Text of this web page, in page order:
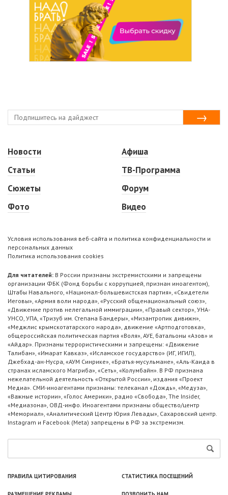
Новости
Статьи
Сюжеты
Фото
Афиша
ТВ-Программа
Форум
Видео
Условия использования веб-сайта и политика конфиденциальности и
персональных данных
Политика использования cookies
Для читателей: В России признаны экстремистскими и запрещены
организации ФБК (Фонд борьбы с коррупцией, признан иноагентом),
Штабы Навального, «Национал-большевистская партия», «Свидетели
Иеговы», «Армия воли народа», «Русский общенациональный союз»,
«Движение против нелегальной иммиграции», «Правый сектор», УНА-
УНСО, УПА, «Тризуб им. Степана Бандеры», «Мизантропик дивижн»,
«Меджлис крымскотатарского народа», движение «Артподготовка»,
общероссийская политическая партия «Воля», АУЕ, батальоны «Азов» и
«Айдар». Признаны террористическими и запрещены: «Движение
Талибан», «Имарат Кавказ», «Исламское государство» (ИГ, ИГИЛ),
Джебхад-ан-Нусра, «АУМ Синрике», «Братья-мусульмане», «Аль-Каида в
странах исламского Магриба», «Сеть», «Колумбайн». В РФ признана
нежелательной деятельность «Открытой России», издания «Проект
Медиа». СМИ-иноагентами признаны: телеканал «Дождь», «Медуза»,
«Важные истории», «Голос Америки», радио «Свобода», The Insider,
«Медиазона», ОВД-инфо. Иноагентами признаны общество/центр
«Мемориал», «Аналитический Центр Юрия Левады», Сахаровский центр.
Instagram и Facebook (Metа) запрещены в РФ за экстремизм.
ПРАВИЛА ЦИТИРОВАНИЯ СТАТИСТИКА ПОСЕЩЕНИЙ